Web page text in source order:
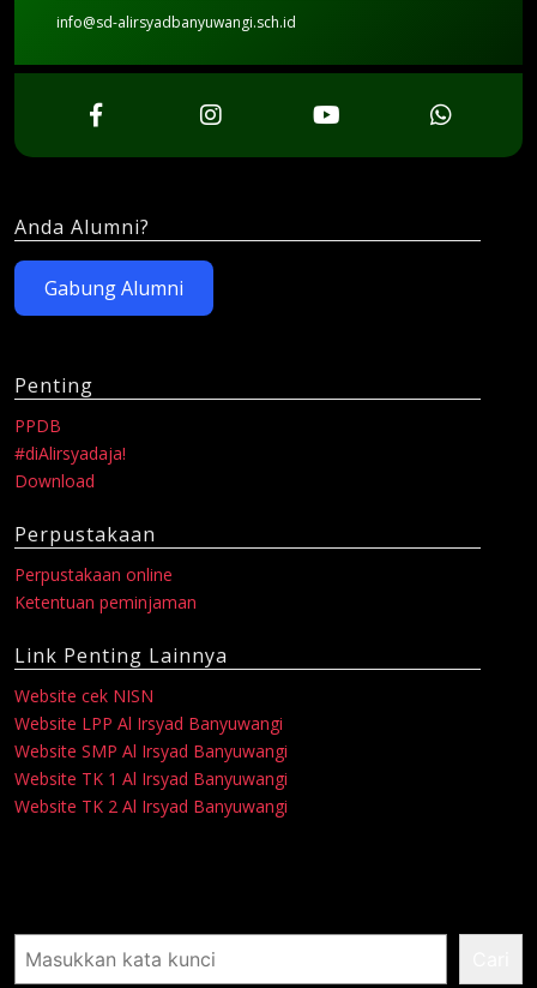
info@sd-alirsyadbanyuwangi.sch.id
Anda Alumni?
Gabung Alumni
Penting
PPDB
#diAlirsyadaja!
Download
Perpustakaan
Perpustakaan online
Ketentuan peminjaman
Link Penting Lainnya
Website cek NISN
Website LPP Al Irsyad Banyuwangi
Website SMP Al Irsyad Banyuwangi
Website TK 1 Al Irsyad Banyuwangi
Website TK 2 Al Irsyad Banyuwangi